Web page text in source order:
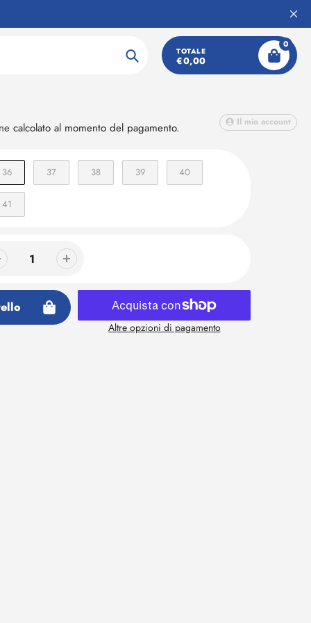
Ricerca
TOTALE
€0,00
0
Il mio account
calcolato al momento del pagamento.
36 37 38 39 40
41
Altre opzioni di pagamento